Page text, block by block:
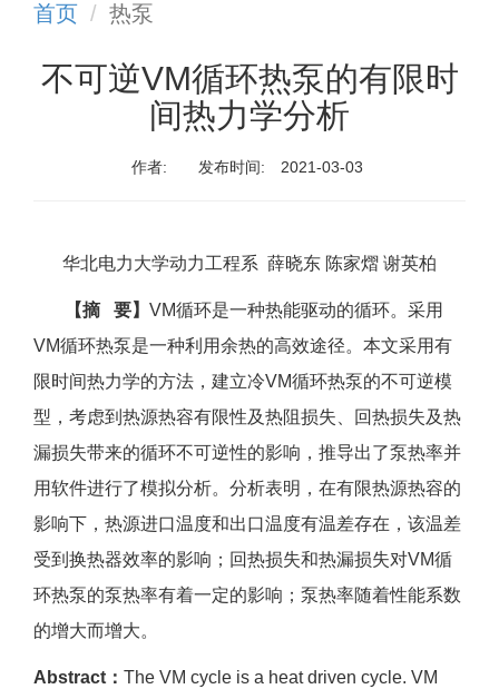
首页 热泵
不可逆VM循环热泵的有限时
间热力学分析
作者: 发布时间: 2021-03-03
华北电力大学动力工程系 薛晓东 陈家熠 谢英柏
【摘 要】 VM循环是一种热能驱动的循环。采用
VM循环热泵是一种利用余热的高效途径。本文采用有
限时间热力学的方法，建立冷VM循环热泵的不可逆模
型，考虑到热源热容有限性及热阻损失、回热损失及热
漏损失带来的循环不可逆性的影响，推导出了泵热率并
用软件进行了模拟分析。分析表明，在有限热源热容的
影响下，热源进口温度和出口温度有温差存在，该温差
受到换热器效率的影响；回热损失和热漏损失对VM循
环热泵的泵热率有着一定的影响；泵热率随着性能系数
的增大而增大。
Abstract： The VM cycle is a heat driven cycle. VM